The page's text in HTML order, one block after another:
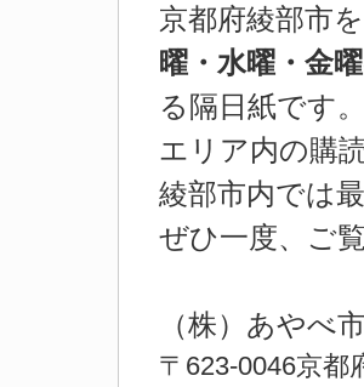
京都府綾部市
曜・水曜・金
る隔日紙です
エリア内の購
綾部市内では
ぜひ一度、ご
（株）あやべ
〒623-0046京都